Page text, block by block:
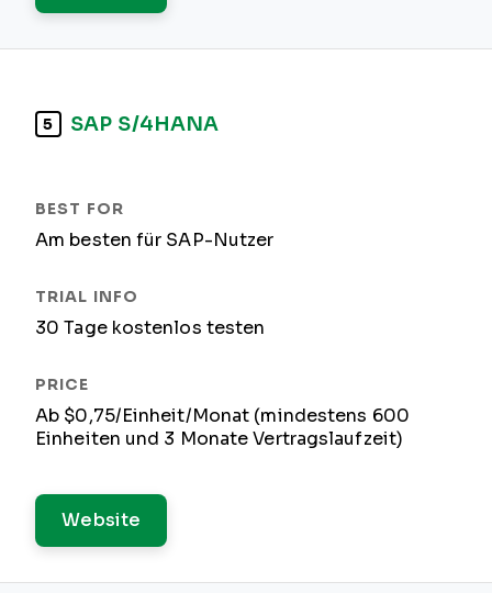
5 SAP S/4HANA
Am besten für SAP-Nutzer
30 Tage kostenlos testen
Ab $0,75/Einheit/Monat (mindestens 600
Einheiten und 3 Monate Vertragslaufzeit)
Website